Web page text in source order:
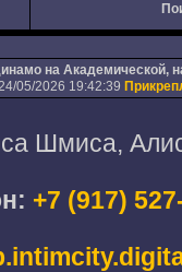
на Академической,
05/2026 19:42:39
Шмиса,
+7 (917)